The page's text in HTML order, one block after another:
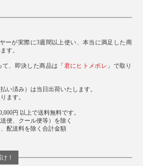
ーが実際に3週間以上使い、本当に満足した商
す。
、即決した商品は「 君にヒトメボレ 」で取り
い済み）は当日出荷いたします。
ます。
円 以上で送料無料です。
便、クール便等）を除く
配送料を除く合計金額
！